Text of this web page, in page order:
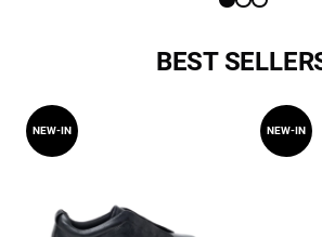
BEST
NEW-IN NEW-IN